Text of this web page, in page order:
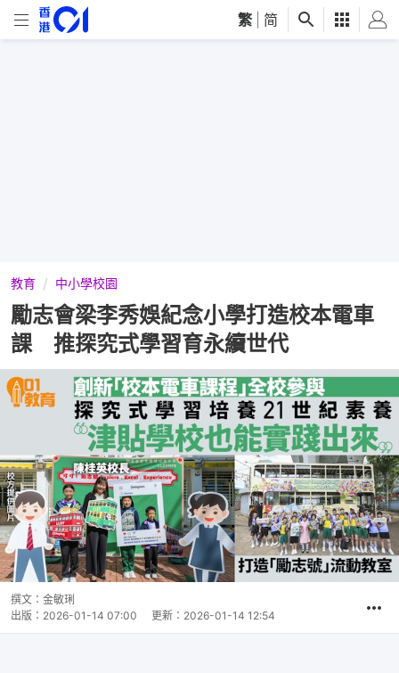
繁 简
教育 中小學校園
勵志會梁李秀娛紀念小學打造校本電車
課 推探究式學習育永續世代
撰文： 金敏琍
出版： 2026-01-14 07:00 更新： 2026-01-14 12:54